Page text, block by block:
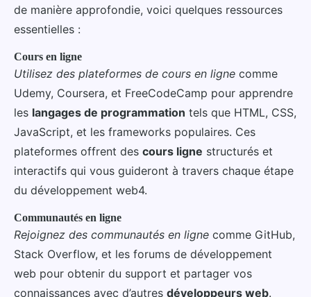
de manière approfondie, voici quelques ressources
essentielles :
Cours en ligne
Utilisez des plateformes de cours en ligne comme
Udemy, Coursera, et FreeCodeCamp pour apprendre
les langages de programmation tels que HTML, CSS,
JavaScript, et les frameworks populaires. Ces
plateformes offrent des cours ligne structurés et
interactifs qui vous guideront à travers chaque étape
du développement web4.
Communautés en ligne
Rejoignez des communautés en ligne comme GitHub,
Stack Overflow, et les forums de développement
web pour obtenir du support et partager vos
connaissances avec d’autres développeurs web.